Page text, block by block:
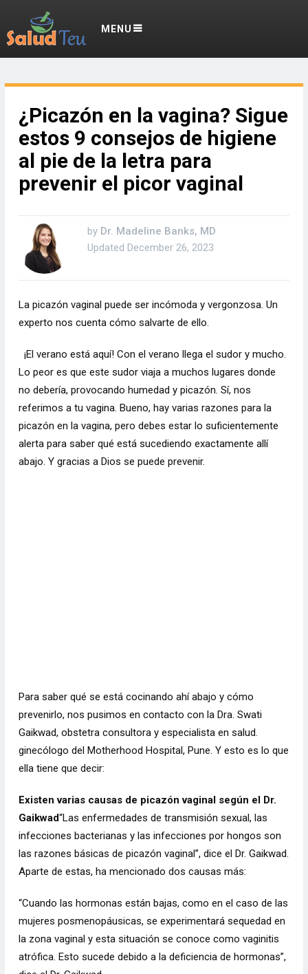
MENU
¿Picazón en la vagina? Sigue
estos 9 consejos de higiene
al pie de la letra para
prevenir el picor vaginal
by Dr. Madeline Banks, MD
Updated December 26, 2023
La picazón vaginal puede ser incómoda y vergonzosa. Un
experto nos cuenta cómo salvarte de ello.
¡El verano está aquí! Con el verano llega el sudor y mucho.
Lo peor es que este sudor viaja a muchos lugares donde
no debería, provocando humedad y picazón. Sí, nos
referimos a tu vagina. Bueno, hay varias razones para la
picazón en la vagina, pero debes estar lo suficientemente
alerta para saber qué está sucediendo exactamente allí
abajo. Y gracias a Dios se puede prevenir.
Para saber qué se está cocinando ahí abajo y cómo
prevenirlo, nos pusimos en contacto con la Dra. Swati
Gaikwad, obstetra consultora y especialista en salud.
ginecólogo del Motherhood Hospital, Pune. Y esto es lo que
ella tiene que decir:
Existen varias causas de picazón vaginal según el Dr.
Gaikwad“Las enfermedades de transmisión sexual, las
infecciones bacterianas y las infecciones por hongos son
las razones básicas de picazón vaginal”, dice el Dr. Gaikwad.
Aparte de estas, ha mencionado dos causas más:
“Cuando las hormonas están bajas, como en el caso de las
mujeres posmenopáusicas, se experimentará sequedad en
la zona vaginal y esta situación se conoce como vaginitis
atrófica. Esto sucede debido a la deficiencia de hormonas”,